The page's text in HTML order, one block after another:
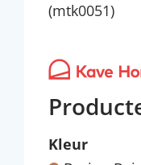
(mtk0051)
Kleur